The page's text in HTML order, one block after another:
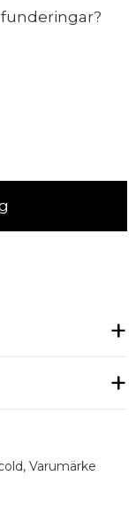
Tefcold
, Varumärke